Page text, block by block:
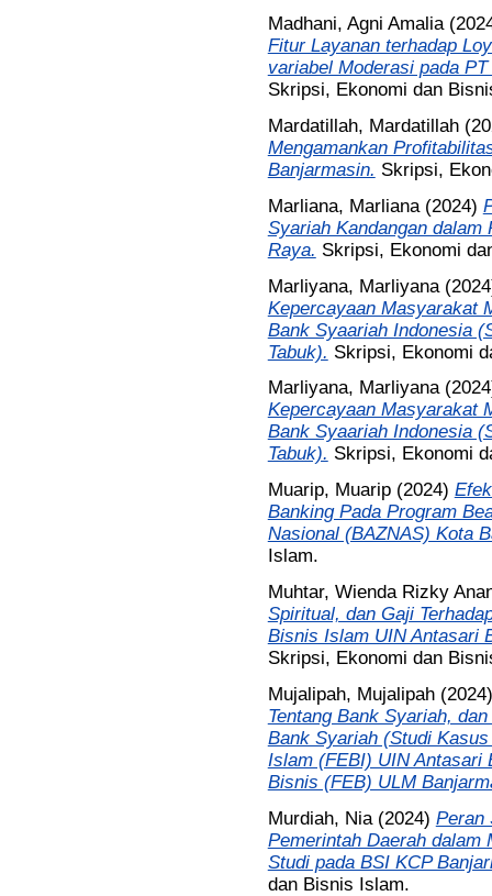
Madhani, Agni Amalia
Fitur Layanan terhadap
variabel Moderasi pada
Skripsi, Ekonomi dan
Mardatillah, Mardatillah
Mengamankan
Banjarmasin. Skripsi,
Marliana, Marliana(2024)
Syariah Kandangan dalam
Raya. Skripsi, Ekonomi
Marliyana, Marliyana
Kepercayaan Masyarakat
Bank Syaariah Indonesia
Tabuk). Skripsi, Ekonomi
Marliyana, Marliyana
Kepercayaan Masyarakat
Bank Syaariah Indonesia
Tabuk). Skripsi, Ekonomi
Muarip, Muarip(2024)
Banking Pada Program
Nasional (BAZNAS) Kota
Islam.
Muhtar, Wienda Rizky
Spiritual, dan Gaji
Bisnis Islam UIN Antasari
Skripsi, Ekonomi dan
Mujalipah, Mujalipah
Tentang Bank Syariah,
Bank Syariah (Studi
Islam (FEBI) UIN Antasari
Bisnis (FEB) ULM
Murdiah, Nia(2024) Peran
Pemerintah Daerah dalam
Studi pada BSI KCP
dan Bisnis Islam.